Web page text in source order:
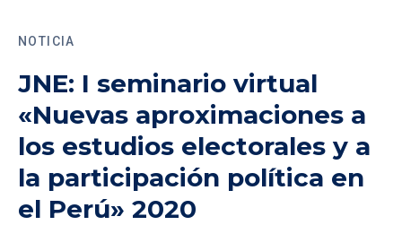
NOTICIA
JNE: I seminario virtual
«Nuevas aproximaciones a
los estudios electorales y a
la participación política en
el Perú» 2020